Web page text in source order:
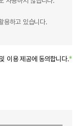
용하고 있습니다.
이용 제공에 동의합니다.*